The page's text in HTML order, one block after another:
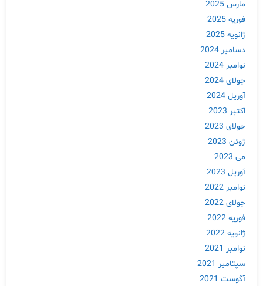
مارس 2025
فوریه 2025
ژانویه 2025
دسامبر 2024
نوامبر 2024
جولای 2024
آوریل 2024
اکتبر 2023
جولای 2023
ژوئن 2023
می 2023
آوریل 2023
نوامبر 2022
جولای 2022
فوریه 2022
ژانویه 2022
نوامبر 2021
سپتامبر 2021
آگوست 2021